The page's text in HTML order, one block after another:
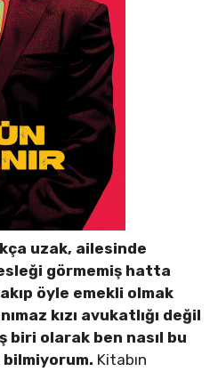
uzak, ailesinde
görmemiş hatta
öyle emekli olmak
kızı avukatlığı değil
biri olarak ben nasıl bu
Kitabın